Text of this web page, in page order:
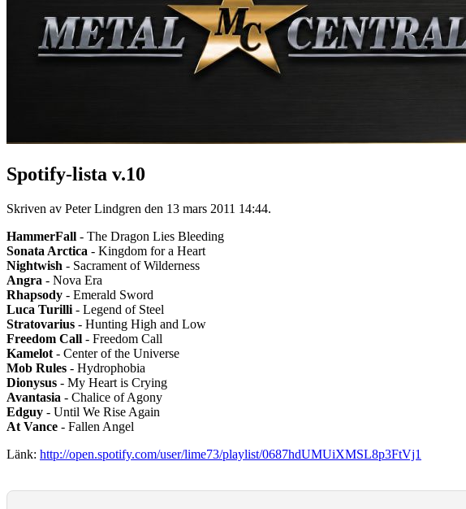
Spotify-lista v.10
Skriven av Peter Lindgren den 13 mars 2011 14:44.
HammerFall - The Dragon Lies Bleeding
Sonata Arctica - Kingdom for a Heart
Nightwish - Sacrament of Wilderness
Angra - Nova Era
Rhapsody - Emerald Sword
Luca Turilli - Legend of Steel
Stratovarius - Hunting High and Low
Freedom Call - Freedom Call
Kamelot - Center of the Universe
Mob Rules - Hydrophobia
Dionysus - My Heart is Crying
Avantasia - Chalice of Agony
Edguy - Until We Rise Again
At Vance - Fallen Angel
Länk: http://open.spotify.com/user/lime73/playlist/0687hdUMUiXMSL8p3FtVj1